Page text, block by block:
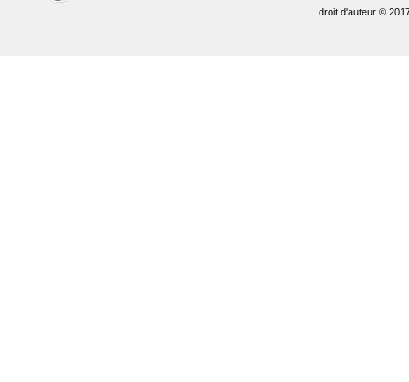
droit d'auteur ©